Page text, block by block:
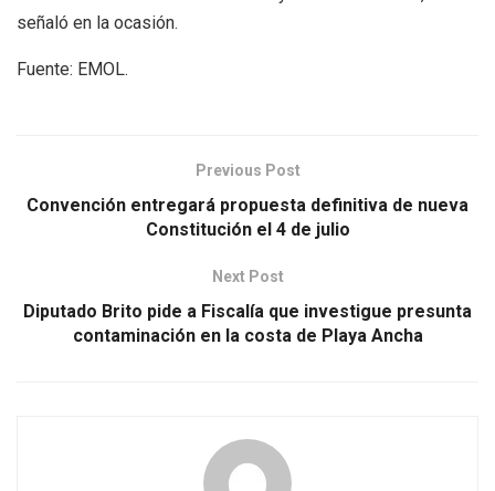
señaló en la ocasión.
Fuente: EMOL.
Previous Post
Convención entregará propuesta definitiva de nueva
Constitución el 4 de julio
Next Post
Diputado Brito pide a Fiscalía que investigue presunta
contaminación en la costa de Playa Ancha